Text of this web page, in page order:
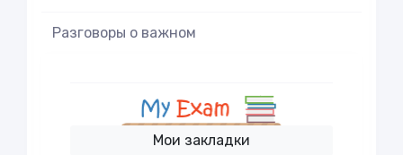
Разговоры о важном
Мои закладки